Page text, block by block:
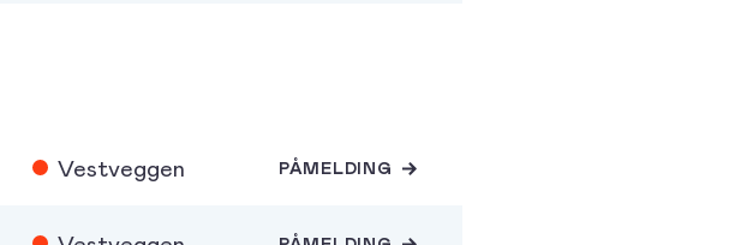
Vestveggen PÅMELDING